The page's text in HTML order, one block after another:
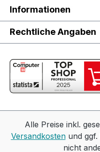
Informationen
Rechtliche Angaben
Alle Preise inkl.
Versandkostenund ggf.
nicht